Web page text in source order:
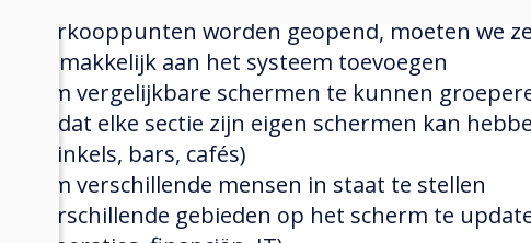
verkooppunten worden geopend, moeten we ze
gemakkelijk aan het systeem toevoegen
Om vergelijkbare schermen te kunnen
zodat elke sectie zijn eigen schermen kan
(winkels, bars, cafés)
Om verschillende mensen in staat te stellen
verschillende gebieden op het scherm te